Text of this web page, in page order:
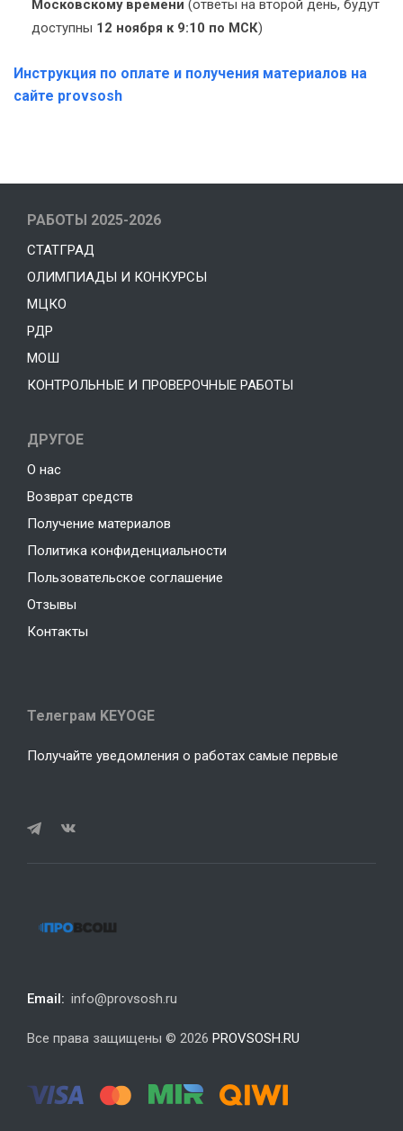
Московскому времени (ответы на второй день, будут
доступны 12 ноября к 9:10 по МСК)
Инструкция по оплате и получения материалов на
сайте provsosh
РАБОТЫ 2025-2026
СТАТГРАД
ОЛИМПИАДЫ И КОНКУРСЫ
МЦКО
РДР
МОШ
КОНТРОЛЬНЫЕ И ПРОВЕРОЧНЫЕ РАБОТЫ
ДРУГОЕ
О нас
Возврат средств
Получение материалов
Политика конфиденциальности
Пользовательское соглашение
Отзывы
Контакты
Телеграм KEYOGE
Получайте уведомления о работах самые первые
Email: info@provsosh.ru
Все права защищены © 2026 PROVSOSH.RU